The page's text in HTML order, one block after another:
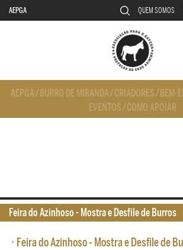
AEPGA QUEM SOMOS
AEPGA/ BURRO DE MIRANDA/CRIADORES/ BEM-
EVENTOS/COMO APOIAR
• Feira do Azinhoso - Mostra e Desfile de
Feira do Azinhoso - Mostra e Desfile de Burros